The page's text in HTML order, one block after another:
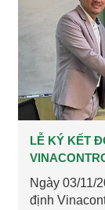
LỄ KÝ KẾT
Ngày 03/11/
định